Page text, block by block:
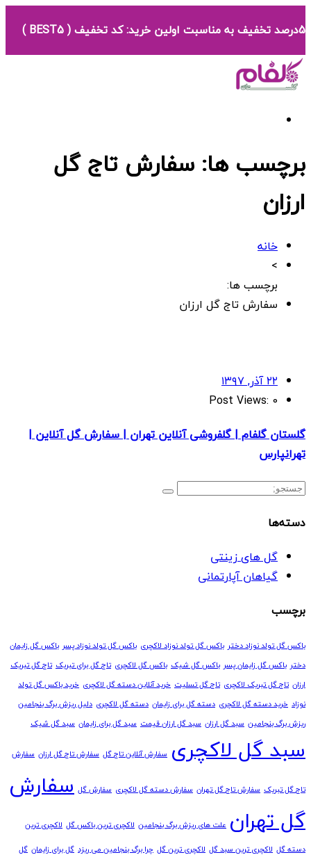
5درصد تخفیف به مناسبت اولین خرید: کد تخفیف ( BEST5 )
برچسب ها: سفارش تاج گل
ارزان
خانه
>
برچسب ها:
سفارش تاج گل ارزان
۲۲ آذر, ۱۳۹۷
Post Views: 0
گلستان گلفام | گلفروشی آنلاین تهران | سفارش گل آنلاین |
تهرانپارس
دسته‌ها
گل های زینتی
گیاهان آپارتمانی
برچسب
باکس گل تولد نوزاد دختر باکس گل تولد نوزاد لاکچری باکس گل تولد نوزاد پسر باکس گل زایمان
دختر باکس گل زایمان پسر باکس گل شیک باکس گل لاکچری تاج گل برای تبریک تاج گل تبریک
ارزان تاج گل تبریک لاکچری تاج گل تسلیت خرید آنلاین دسته گل لاکچری خرید باکس گل تولد
نوزاد خرید دسته گل لاکچری دسته گل برای زایمان دسته گل لاکچری دلیل ریزش برگ بنجامین
ریزش برگ بنجامین سبد گل ارزان سبد گل ارزان قیمت سبد گل برای زایمان سبد گل شیک
سبد گل لاکچری سفارش آنلاین تاج گل سفارش تاج گل ارزان سفارش
تاج گل تبریک سفارش تاج گل تهران سفارش دسته گل لاکچری سفارش گل سفارش
گل تهران علت های ریزش برگ بنجامین لاکچری ترین باکس گل لاکچری ترین
دسته گل لاکچری ترین سبد گل لاکچری ترین گل چرا برگ بنجامین می ریزد گل برای زایمان گل